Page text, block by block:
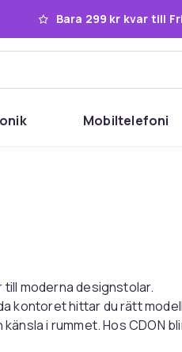
Bara 299 kr kvar till
Mobiltelefoni
till moderna designstolar.
kontoret hittar du rätt modell
i rummet. Hos CDON